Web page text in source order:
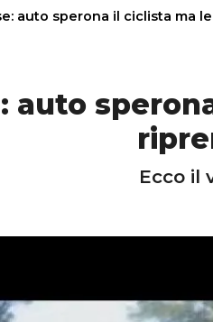
auto sperona il ciclista ma
auto
Ecco il